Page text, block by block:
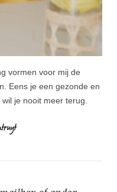
vormen voor mij de
Eens je een gezonde en
je nooit meer terug.